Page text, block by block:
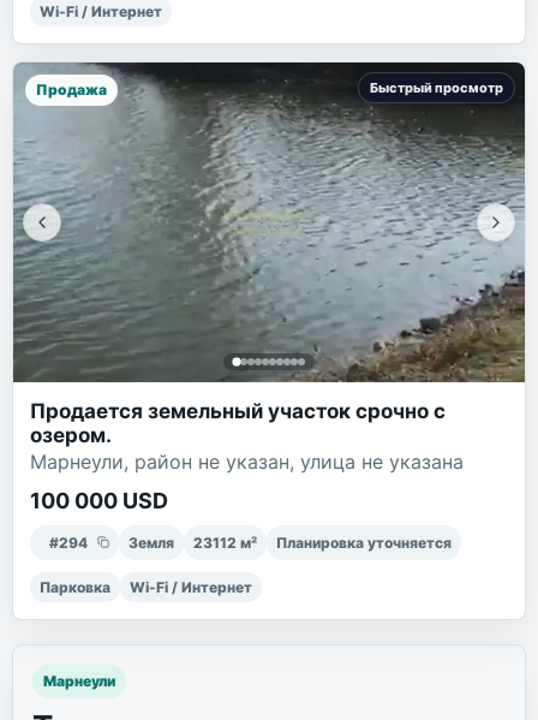
Wi-Fi / Интернет
Продажа Быстрый просмотр
Продается земельный участок срочно с
озером.
Марнеули, район не указан, улица не указана
100 000 USD
#294 Земля 23112 м² Планировка уточняется
Парковка Wi-Fi / Интернет
Марнеули